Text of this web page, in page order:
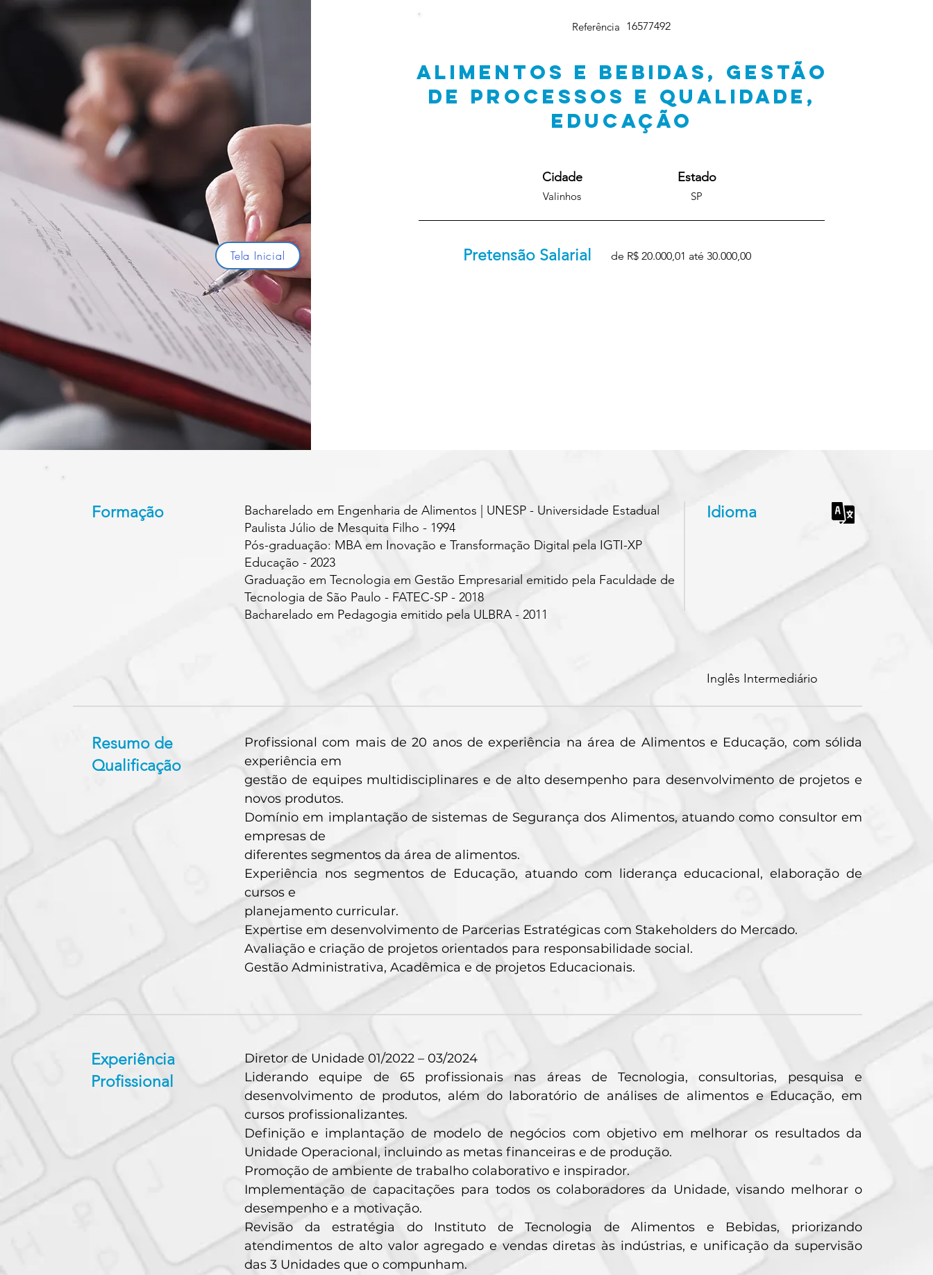
Tela Inicial
Referência 16577492
ALIMENTOS E BEBIDAS, GESTÃO
DE PROCESSOS E QUALIDADE,
EDUCAÇÃO
Valinhos
Cidade Estado
SP
Pretensão Salarial de R$ 20.000,01 até 30.000,00
Formação
Bacharelado em Engenharia de Alimentos | UNESP - Universidade Estadual
Paulista Júlio de Mesquita Filho - 1994
Pós-graduação: MBA em Inovação e Transformação Digital pela IGTI-XP
Educação - 2023
Graduação em Tecnologia em Gestão Empresarial emitido pela Faculdade de
Tecnologia de São Paulo - FATEC-SP - 2018
Bacharelado em Pedagogia emitido pela ULBRA - 2011
Idioma
Inglês Intermediário
Resumo de
Qualificação
Profissional com mais de 20 anos de experiência na área de Alimentos e Educação, com sólida
experiência em
gestão de equipes multidisciplinares e de alto desempenho para desenvolvimento de projetos e
novos produtos.
Domínio em implantação de sistemas de Segurança dos Alimentos, atuando como consultor em
empresas de
diferentes segmentos da área de alimentos.
Experiência nos segmentos de Educação, atuando com liderança educacional, elaboração de
cursos e
planejamento curricular.
Expertise em desenvolvimento de Parcerias Estratégicas com Stakeholders do Mercado.
Avaliação e criação de projetos orientados para responsabilidade social.
Gestão Administrativa, Acadêmica e de projetos Educacionais.
Experiência
Profissional
Diretor de Unidade 01/2022 – 03/2024
Liderando equipe de 65 profissionais nas áreas de Tecnologia, consultorias, pesquisa e
desenvolvimento de produtos, além do laboratório de análises de alimentos e Educação, em
cursos profissionalizantes.
Definição e implantação de modelo de negócios com objetivo em melhorar os resultados da
Unidade Operacional, incluindo as metas financeiras e de produção.
Promoção de ambiente de trabalho colaborativo e inspirador.
Implementação de capacitações para todos os colaboradores da Unidade, visando melhorar o
desempenho e a motivação.
Revisão da estratégia do Instituto de Tecnologia de Alimentos e Bebidas, priorizando
atendimentos de alto valor agregado e vendas diretas às indústrias, e unificação da supervisão
das 3 Unidades que o compunham.